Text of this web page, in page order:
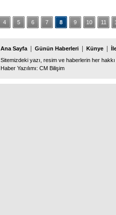
4 5 6 7 8 9 10 11
Ana Sayfa Günün Haberleri Künye
Sitemizdeki yazı, resim ve haberlerin her
Haber Yazılımı: CM Bilişim